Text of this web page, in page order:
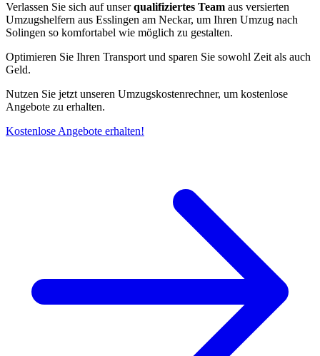
Verlassen Sie sich auf unserqualifiziertes Team aus versierten
Umzugshelfern aus Esslingen am Neckar, um Ihren Umzug nach
Solingen so komfortabel wie möglich zu gestalten.
Optimieren Sie Ihren Transport und sparen Sie sowohl Zeit als auch
Geld.
Nutzen Sie jetzt unseren Umzugskostenrechner, um kostenlose
Angebote zu erhalten.
Kostenlose Angebote erhalten!